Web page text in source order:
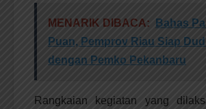
MENARIK DIBACA:
Bahas
Puan, Pemprov Riau Siap
dengan Pemko Pekanbaru
Rangkaian kegiatan yang